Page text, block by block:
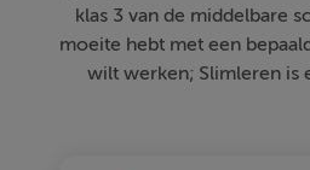
klas 3 van de middelbare
moeite hebt met een
wilt werken; Slimleren is